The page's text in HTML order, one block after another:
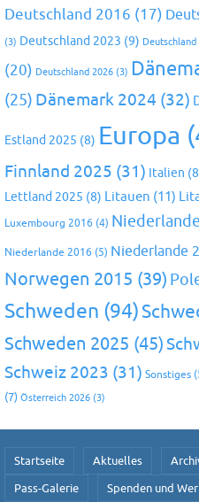
Deutschland 2016 (17)
(3) Deutschland 2023 (9) Deutschland
(20) Deutschland 2026 (3)
(25) Dänemark 2024 (32)
Estland 2025 (8) Europa
Finnland 2025 (31) Italien
Lettland 2025 (8) Litauen (11)
Luxembourg 2016 (4) Niederlande
Niederlande 2016 (5) Niederlande
Norwegen 2015 (39)
Schweden (94)
Schweden 2025 (45)
Schweiz 2023 (31) Sonstiges
(7) Österreich 2026 (3)
Startseite Aktuelles
Pass-Galerie
Spenden und